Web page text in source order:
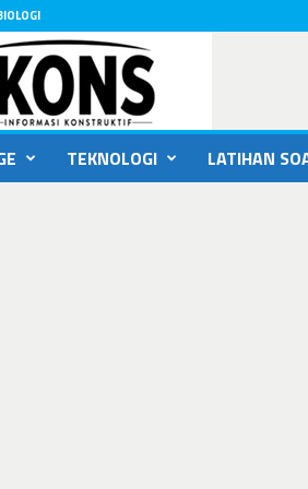
TEKNOLOGI LATIHAN